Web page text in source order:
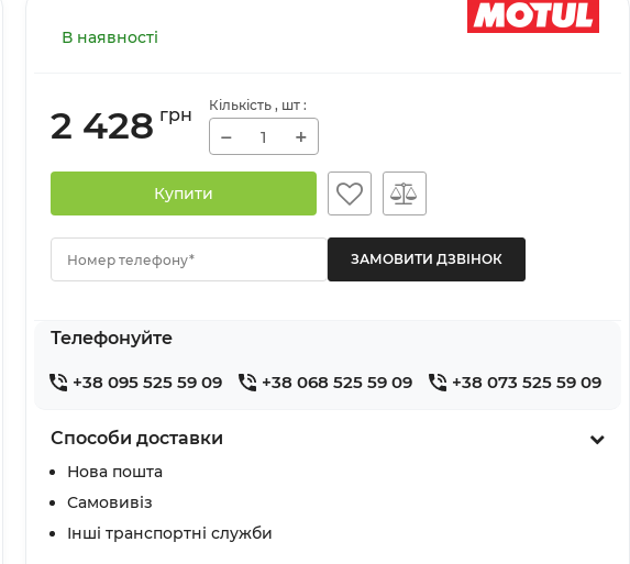
В наявності
2 428 грн Кількість , шт :
− +
Купити
Номер телефону*
Телефонуйте
+38 095 525 59 09 +38 068 525 59 09 +38 073 525 59 09
Способи доставки
Нова пошта
Самовивіз
Інші транспортні служби